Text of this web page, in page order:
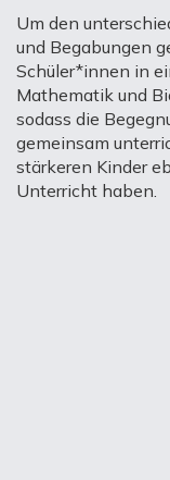
Um den
und Begabungen
Schüler*innen in
Mathematik und
sodass die
gemeinsam
stärkeren Kinder
Unterricht haben.